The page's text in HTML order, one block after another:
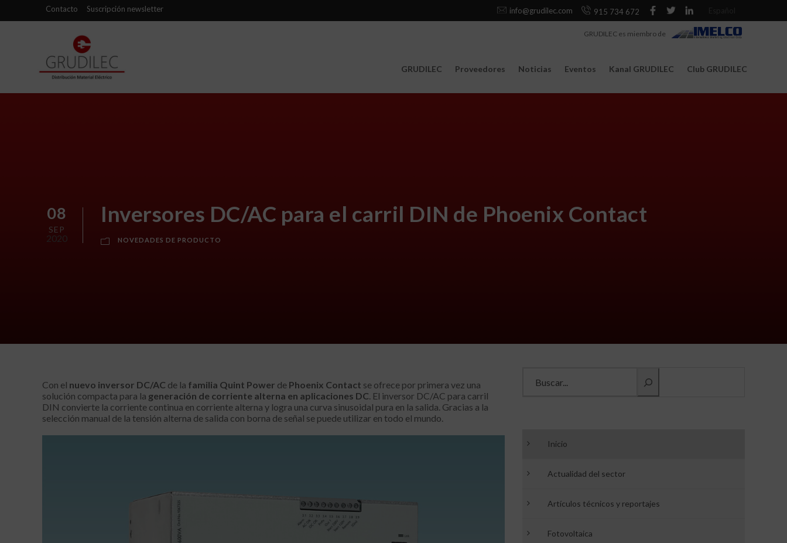
Contacto Suscripción newsletter info@grudilec.com 915 734 672
GRUDILEC Proveedores Noticias Eventos Kanal GRUDILEC Club GRUDILEC
GRUDILEC es miembro de
08
SEP
2020
Inversores DC/AC para el carril DIN de Phoenix Contact
NOVEDADES DE PRODUCTO
Con el nuevo inversor DC/AC de la familia Quint Power de Phoenix Contact se ofrece por primera vez una
solución compacta para la generación de corriente alterna en aplicaciones DC. El inversor DC/AC para carril
DIN convierte la corriente continua en corriente alterna y logra una curva sinusoidal pura en la salida. Gracias a la
selección manual de la tensión alterna de salida con borna de señal se puede utilizar en todo el mundo.
Inicio
Actualidad del sector
Artículos técnicos y reportajes
Fotovoltaica